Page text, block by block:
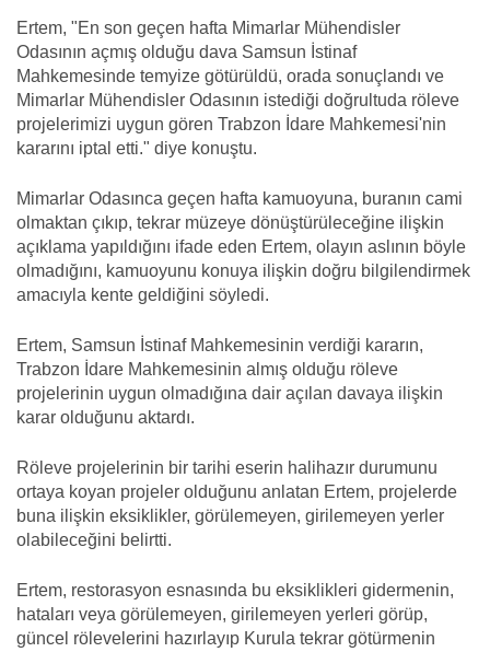
Ertem, "En son geçen hafta Mimarlar Mühendisler
Odasının açmış olduğu dava Samsun İstinaf
Mahkemesinde temyize götürüldü, orada sonuçlandı ve
Mimarlar Mühendisler Odasının istediği doğrultuda röleve
projelerimizi uygun gören Trabzon İdare Mahkemesi'nin
kararını iptal etti." diye konuştu.
Mimarlar Odasınca geçen hafta kamuoyuna, buranın cami
olmaktan çıkıp, tekrar müzeye dönüştürüleceğine ilişkin
açıklama yapıldığını ifade eden Ertem, olayın aslının böyle
olmadığını, kamuoyunu konuya ilişkin doğru bilgilendirmek
amacıyla kente geldiğini söyledi.
Ertem, Samsun İstinaf Mahkemesinin verdiği kararın,
Trabzon İdare Mahkemesinin almış olduğu röleve
projelerinin uygun olmadığına dair açılan davaya ilişkin
karar olduğunu aktardı.
Röleve projelerinin bir tarihi eserin halihazır durumunu
ortaya koyan projeler olduğunu anlatan Ertem, projelerde
buna ilişkin eksiklikler, görülemeyen, girilemeyen yerler
olabileceğini belirtti.
Ertem, restorasyon esnasında bu eksiklikleri gidermenin,
hataları veya görülemeyen, girilemeyen yerleri görüp,
güncel rölevelerini hazırlayıp Kurula tekrar götürmenin